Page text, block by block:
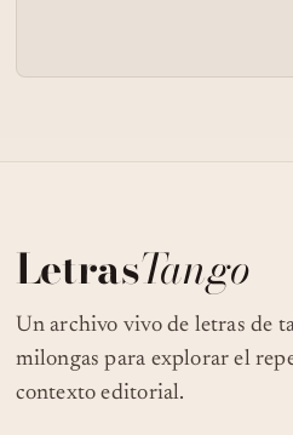
08 AGUSTIN
LetrasTango
Un archivo vivo de letras de
milongas para explorar el
contexto editorial.